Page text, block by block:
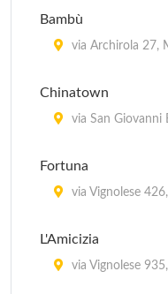
Bambù
via Archirola 27,
Chinatown
via San Giovanni
Fortuna
via Vignolese
L'Amicizia
via Vignolese